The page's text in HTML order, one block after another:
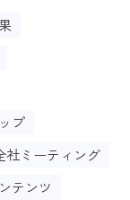
プ
社ミーティング
テンツ